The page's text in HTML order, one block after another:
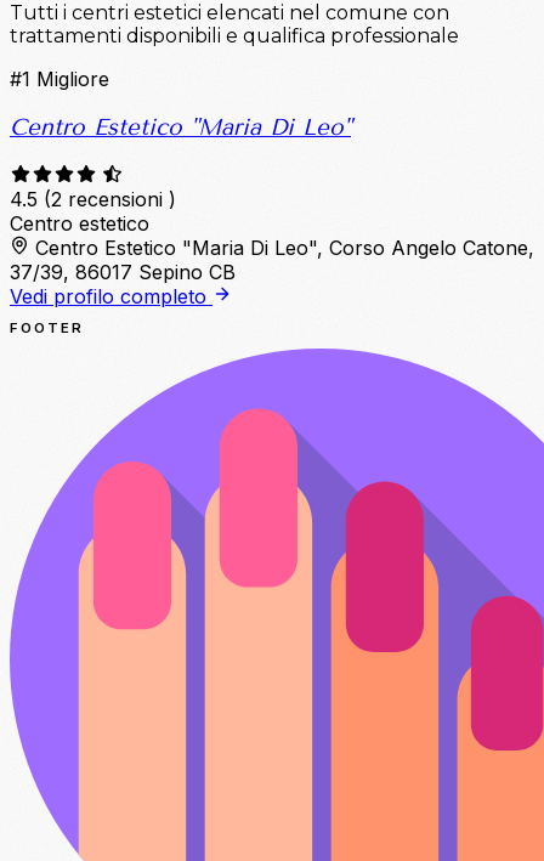
Tutti i centri estetici elencati nel comune con
trattamenti disponibili e qualifica professionale
#1 Migliore
Centro Estetico "Maria Di Leo"
4.5 (2 recensioni )
Centro estetico
Centro Estetico "Maria Di Leo", Corso Angelo Catone,
37/39, 86017 Sepino CB
Vedi profilo completo
FOOTER